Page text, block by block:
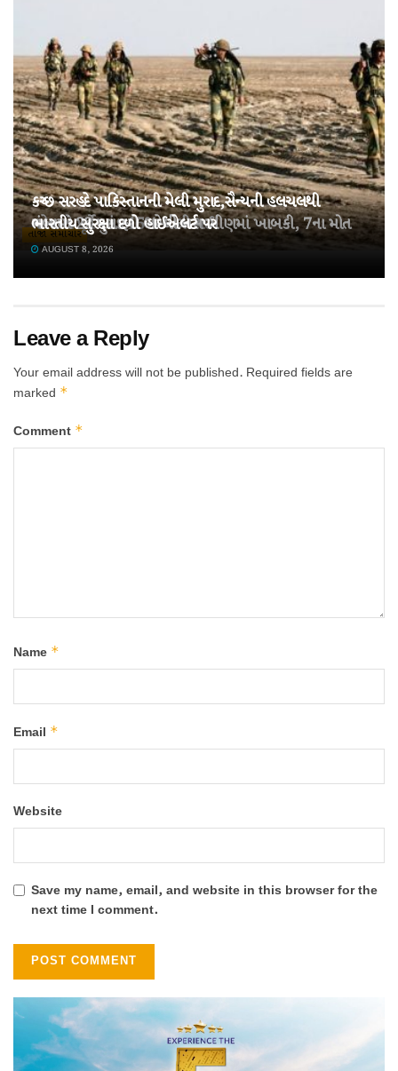
તહેવારો પૂર્વે ખાંડ 15% મોંઘી થઈ!
AUGUST 8, 2026
ચંબામાં 22 મુસાફરો ભરેલી બસ ખીણમાં ખાબકી, 7ના મોત
AUGUST 8, 2026
તાજા સમાચાર
કચ્છ સરહદે પાકિસ્તાનની મેલી મુરાદ,સૈન્યની હલચલથી
ભારતીય સુરક્ષા દળો હાઈએલર્ટ પર
AUGUST 8, 2026
Leave a Reply
Your email address will not be published. Required fields are
marked *
Comment *
Name *
Email *
Website
Save my name, email, and website in this browser for the
next time I comment.